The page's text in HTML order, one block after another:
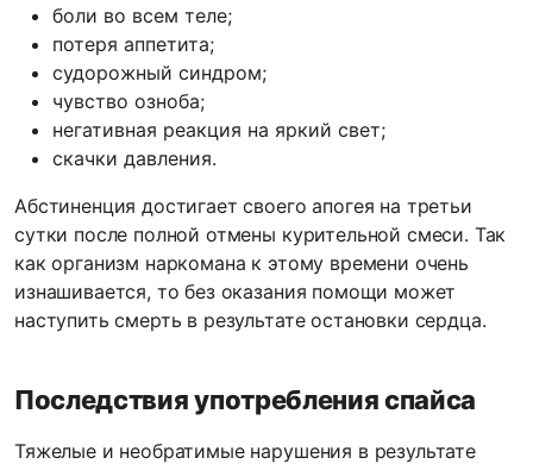
боли во всем теле;
потеря аппетита;
судорожный синдром;
чувство озноба;
негативная реакция на яркий свет;
скачки давления.
Абстиненция достигает своего апогея на третьи
сутки после полной отмены курительной смеси. Так
как организм наркомана к этому времени очень
изнашивается, то без оказания помощи может
наступить смерть в результате остановки сердца.
Последствия употребления спайса
Тяжелые и необратимые нарушения в результате